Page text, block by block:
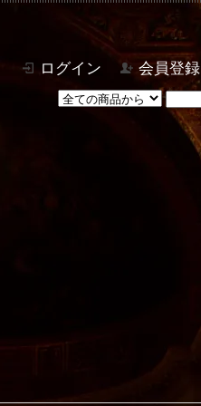
ログイン 会員登録